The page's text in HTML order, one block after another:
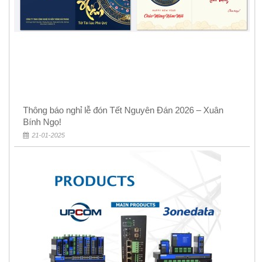
Thông báo nghỉ lễ đón Tết Nguyên Đán 2026 – Xuân
Bính Ngọ!
21-01-2025